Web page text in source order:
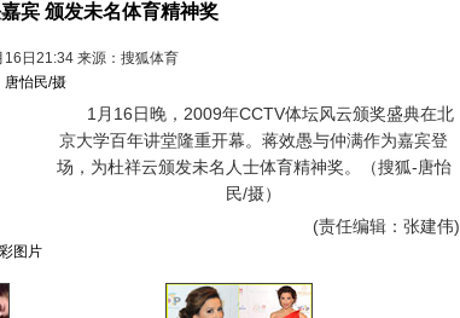
宾 颁发未名体育精神奖
日21:34 来源：搜狐体育
唐怡民/摄
1月16日晚，2009年CCTV体坛风云颁奖盛典在北
京大学百年讲堂隆重开幕。蒋效愚与仲满作为嘉宾登
场，为杜祥云颁发未名人士体育精神奖。（搜狐-唐怡
民/摄）
(责任编辑：张建伟)
图片